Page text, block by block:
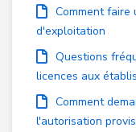
Comment faire
d'exploitation
Questions
licences aux
Comment
l'autorisation